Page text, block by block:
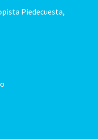
Piedecuesta,